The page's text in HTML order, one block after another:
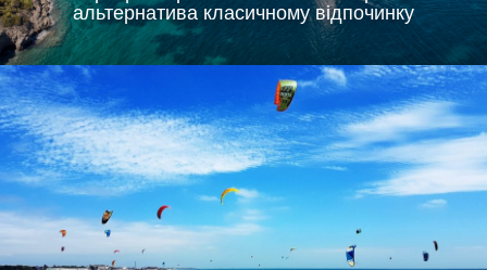
альтернатива класичному відпочинку